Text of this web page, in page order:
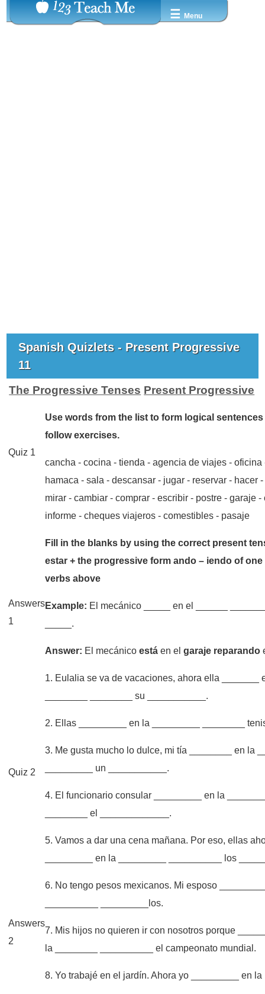
☰ Menu
Spanish Quizlets - Present Progressive
11
The Progressive Tenses Present Progressive
Quiz 1
Use words from the list to form logical
follow exercises.
cancha - cocina - tienda - agencia de viajes - oficina
hamaca - sala - descansar - jugar - reservar - hacer
mirar - cambiar - comprar - escribir - postre - garaje -
informe - cheques viajeros - comestibles - pasaje
Fill in the blanks by using the correct present
estar + the progressive form ando – iendo of one
verbs above
Example: El mecánico _____ en el ______
_____.
Answer: El mecánicoestá en elgaraje reparando
1. Eulalia se va de vacaciones, ahora ella _______
________ ________ su ___________.
2. Ellas _________ en la _________ ________
3. Me gusta mucho lo dulce, mi tía ________ en la
_________ un ___________.
4. El funcionario consular _________ en la
________ el _____________.
5. Vamos a dar una cena mañana. Por eso, ellas
_________ en la _________ __________ los
6. No tengo pesos mexicanos. Mi esposo
__________ _________los.
7. Mis hijos no quieren ir con nosotros porque
la ________ __________ el campeonato mundial.
8. Yo trabajé en el jardín. Ahora yo _________ en la
Answers
1
Quiz 2
Answers
2